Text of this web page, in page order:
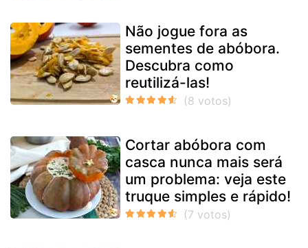
Não jogue fora as
sementes de abóbora.
Descubra como
reutilizá-las!
Cortar abóbora com
casca nunca mais será
um problema: veja este
truque simples e rápido!